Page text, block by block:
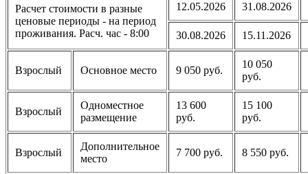
Расчет стоимости в разные
ценовые периоды - на период
проживания. Расч. час - 8:00
12.05.2026 31.08.2026
30.08.2026 15.11.2026
Взрослый Основное место 9 050 руб.
10 050
руб.
Взрослый
Одноместное
размещение
13 600
руб.
15 100
руб.
Взрослый
Дополнительное
место
7 700 руб. 8 550 руб.